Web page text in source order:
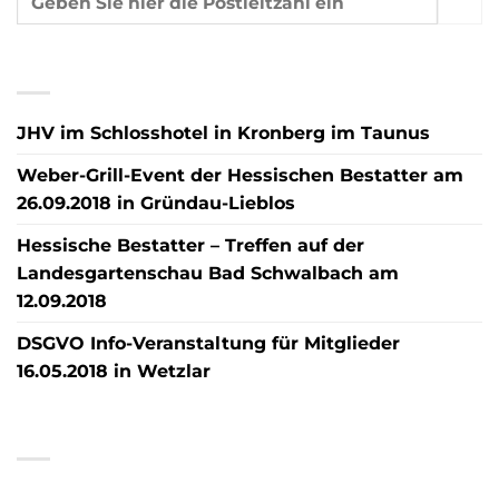
JHV im Schlosshotel in Kronberg im Taunus
Weber-Grill-Event der Hessischen Bestatter am
26.09.2018 in Gründau-Lieblos
Hessische Bestatter – Treffen auf der
Landesgartenschau Bad Schwalbach am
12.09.2018
DSGVO Info-Veranstaltung für Mitglieder
16.05.2018 in Wetzlar